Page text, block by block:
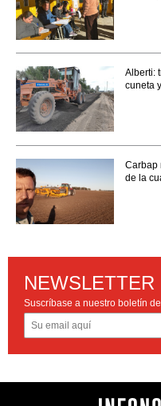
Alberti:
cuneta
Carbap
de la
NEWSLETTER
Suscríbase a nuestro boletín